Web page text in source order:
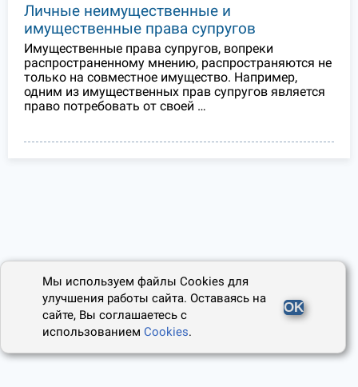
Личные неимущественные и
имущественные права супругов
Имущественные права супругов, вопреки
распространенному мнению, распространяются не
только на совместное имущество. Например,
одним из имущественных прав супругов является
право потребовать от своей …
Мы используем файлы Cookies для
улучшения работы сайта. Оставаясь на
сайте, Вы соглашаетесь с
использованиемCookies.
OK